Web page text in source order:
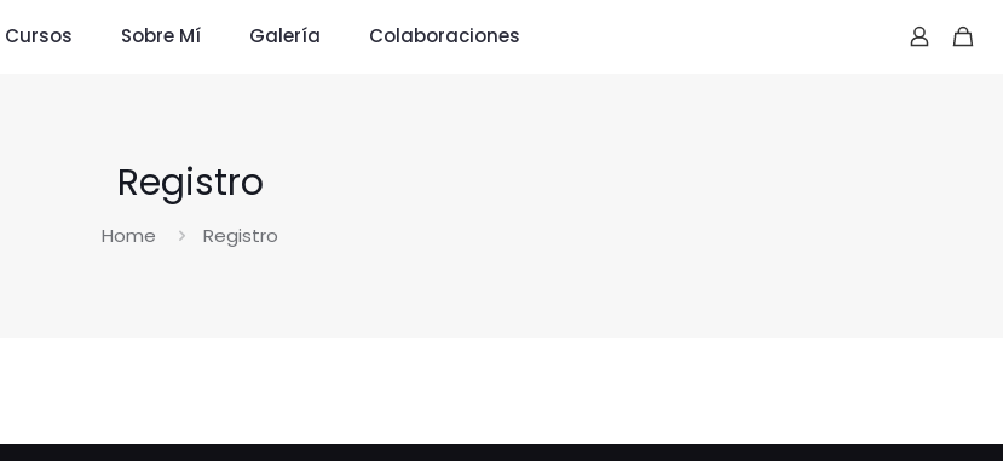
Cursos Sobre Mí Galería Colaboraciones
Registro
Home Registro